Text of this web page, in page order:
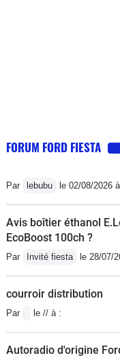
FORUM FORD FIESTA
Par lebubu le 02/08/2026
Avis boîtier éthanol
EcoBoost 100ch ?
Par Invité fiesta le 28/07/
courroir distribution
Par le // à :
Autoradio d'origine